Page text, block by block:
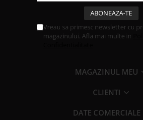
Vreau sa primesc newsletter cu
magazinului. Afla mai multe in
MAGAZINUL MEU
CLIENTI
DATE COMERCIALE